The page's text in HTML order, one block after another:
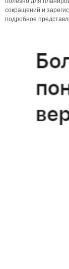
сокращений и
подробное